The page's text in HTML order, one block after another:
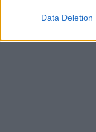
Data Deletion